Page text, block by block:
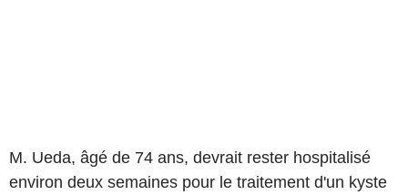
M. Ueda, âgé de 74 ans, devrait rester hospitalisé
environ deux semaines pour le traitement d'un kyste